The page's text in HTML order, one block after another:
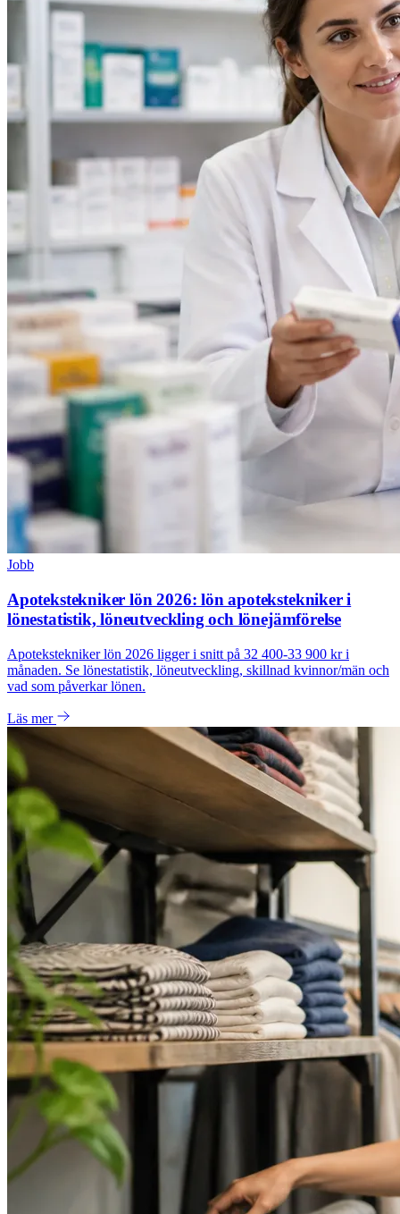
Jobb
Apotekstekniker lön 2026: lön apotekstekniker i
lönestatistik, löneutveckling och lönejämförelse
Apotekstekniker lön 2026 ligger i snitt på 32 400-33 900 kr i
månaden. Se lönestatistik, löneutveckling, skillnad kvinnor/män och
vad som påverkar lönen.
Läs mer